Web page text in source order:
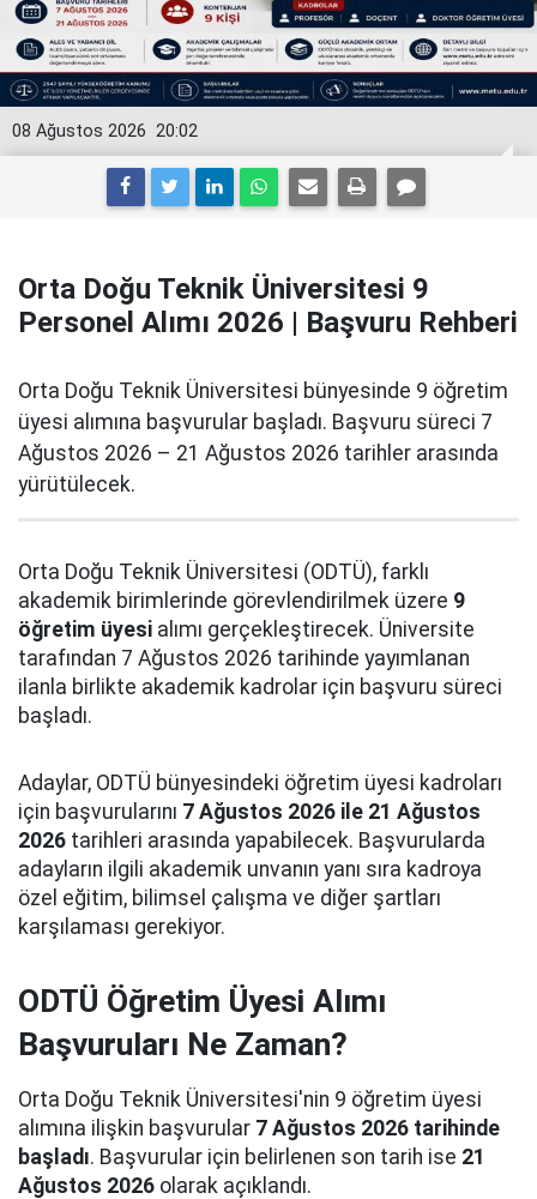
20:02
08 Ağustos 2026
Orta Doğu Teknik Üniversitesi 9
Personel Alımı 2026 | Başvuru Rehberi
Orta Doğu Teknik Üniversitesi bünyesinde 9 öğretim
üyesi alımına başvurular başladı. Başvuru süreci 7
Ağustos 2026 – 21 Ağustos 2026 tarihler arasında
yürütülecek.
Orta Doğu Teknik Üniversitesi (ODTÜ), farklı
akademik birimlerinde görevlendirilmek üzere 9
öğretim üyesi alımı gerçekleştirecek. Üniversite
tarafından 7 Ağustos 2026 tarihinde yayımlanan
ilanla birlikte akademik kadrolar için başvuru süreci
başladı.
Adaylar, ODTÜ bünyesindeki öğretim üyesi kadroları
için başvurularını 7 Ağustos 2026 ile 21 Ağustos
2026 tarihleri arasında yapabilecek. Başvurularda
adayların ilgili akademik unvanın yanı sıra kadroya
özel eğitim, bilimsel çalışma ve diğer şartları
karşılaması gerekiyor.
ODTÜ Öğretim Üyesi Alımı
Başvuruları Ne Zaman?
Orta Doğu Teknik Üniversitesi'nin 9 öğretim üyesi
alımına ilişkin başvurular 7 Ağustos 2026 tarihinde
başladı. Başvurular için belirlenen son tarih ise 21
Ağustos 2026 olarak açıklandı.